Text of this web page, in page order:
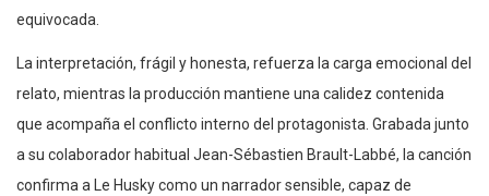
equivocada.
La interpretación, frágil y honesta, refuerza la carga emocional del
relato, mientras la producción mantiene una calidez contenida
que acompaña el conflicto interno del protagonista. Grabada junto
a su colaborador habitual Jean-Sébastien Brault-Labbé, la canción
confirma a Le Husky como un narrador sensible, capaz de